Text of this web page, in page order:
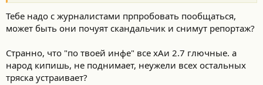
Тебе надо с журналистами прпробовать пообщаться,
может быть они почуят скандальчик и снимут репортаж?
Странно, что "по твоей инфе" все хАи 2.7 глючные. а
народ кипишь, не поднимает, неужели всех остальных
тряска устраивает?